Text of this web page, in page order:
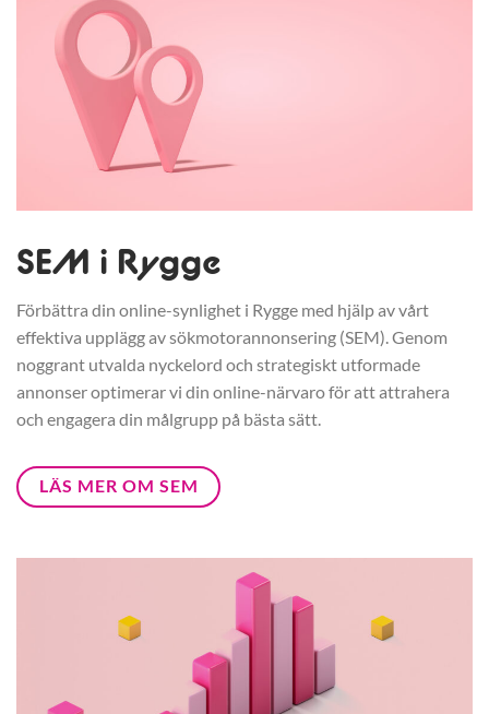
SEM i Rygge
Förbättra din online-synlighet i Rygge med hjälp av vårt
effektiva upplägg av sökmotorannonsering (SEM). Genom
noggrant utvalda nyckelord och strategiskt utformade
annonser optimerar vi din online-närvaro för att attrahera
och engagera din målgrupp på bästa sätt.
LÄS MER OM SEM